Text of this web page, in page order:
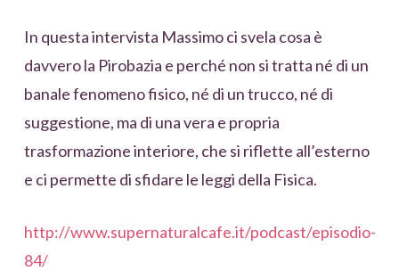
In questa intervista Massimo ci svela cosa è
davvero la Pirobazia e perché non si tratta né di un
banale fenomeno fisico, né di un trucco, né di
suggestione, ma di una vera e propria
trasformazione interiore, che si riflette all’esterno
e ci permette di sfidare le leggi della Fisica.
http://www.supernaturalcafe.it/podcast/episodio-
84/